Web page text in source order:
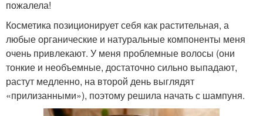
пожалела!
Косметика позиционирует себя как растительная, а
любые органические и натуральные компоненты меня
очень привлекают. У меня проблемные волосы (они
тонкие и необъемные, достаточно сильно выпадают,
растут медленно, на второй день выглядят
«прилизанными»), поэтому решила начать с шампуня.